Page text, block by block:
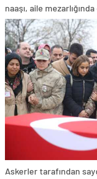
naaşı, aile
Askerler tarafından